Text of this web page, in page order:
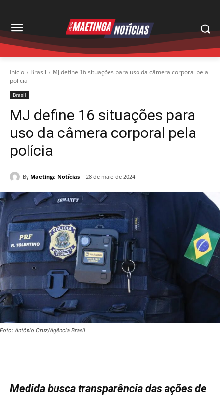
Início Brasil
MJ define 16 situações para uso da câmera corporal pela
polícia
Brasil
MJ define 16 situações para
uso da câmera corporal pela
polícia
By Maetinga Notícias 28 de maio de 2024
Foto: Antônio Cruz/Agência Brasil
Medida busca transparência das ações de